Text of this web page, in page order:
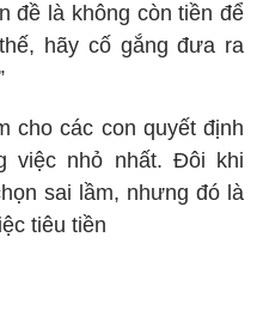
đề là không còn tiền để
hãy cố gắng đưa ra
cho các con quyết định
việc nhỏ nhất. Đôi khi
sai lầm, nhưng đó là
tiêu tiền